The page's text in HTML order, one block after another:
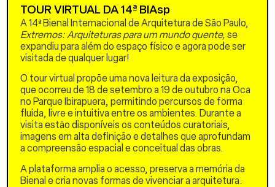
material. Será também
introduzido o aplicativo
FIBRA, ferramenta de pré-
dimensionamento que
permitirá aos participantes
exercitar a análise de
modulações estruturais. Na
segunda parte, serão
analisados projetos
desenvolvidos pelo
escritório Andrade
Morettin, concebidos
originalmente em madeira
ou em aço e concreto, nos
quais se realizará o
exercício especulativo de
TOUR VIRTUAL DA 14ª BIAsp
A 14ª Bienal Internacional de Arquitetura de São Paulo,
Extremos: Arquiteturas para um mundo quente, se
expandiu para além do espaço físico e agora pode ser
visitada de qualquer lugar!
O tour virtual propõe uma nova leitura da exposição,
que ocorreu de 18 de setembro a 19 de outubro na Oca
no Parque Ibirapuera, permitindo percursos de forma
fluida, livre e intuitiva entre os ambientes. Durante a
visita estão disponíveis os conteúdos curatoriais,
imagens em alta definição e detalhes que aprofundam
a compreensão espacial e conceitual das obras.
A plataforma amplia o acesso, preserva a memória da
Bienal e cria novas formas de vivenciar a arquitetura.